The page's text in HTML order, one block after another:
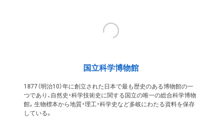
国立科学博物館
1877（明治10）年に創立された日本で最も歴史のある博物館の一
つであり、自然史・科学技術史に関する国立の唯一の総合科学博物
館。生物標本から地質・理工・科学史など多岐にわたる資料を保存
している。